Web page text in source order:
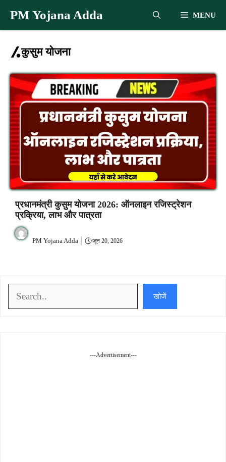
PM Yojana Adda MENU
कुसुम योजना
प्रधानमंत्री कुसुम योजना 2026: ऑनलाइन रजिस्ट्रेशन
प्रक्रिया, लाभ और पात्रता
PM Yojana Adda जून 20, 2026
खोजें
खोजें
---Advertisement---